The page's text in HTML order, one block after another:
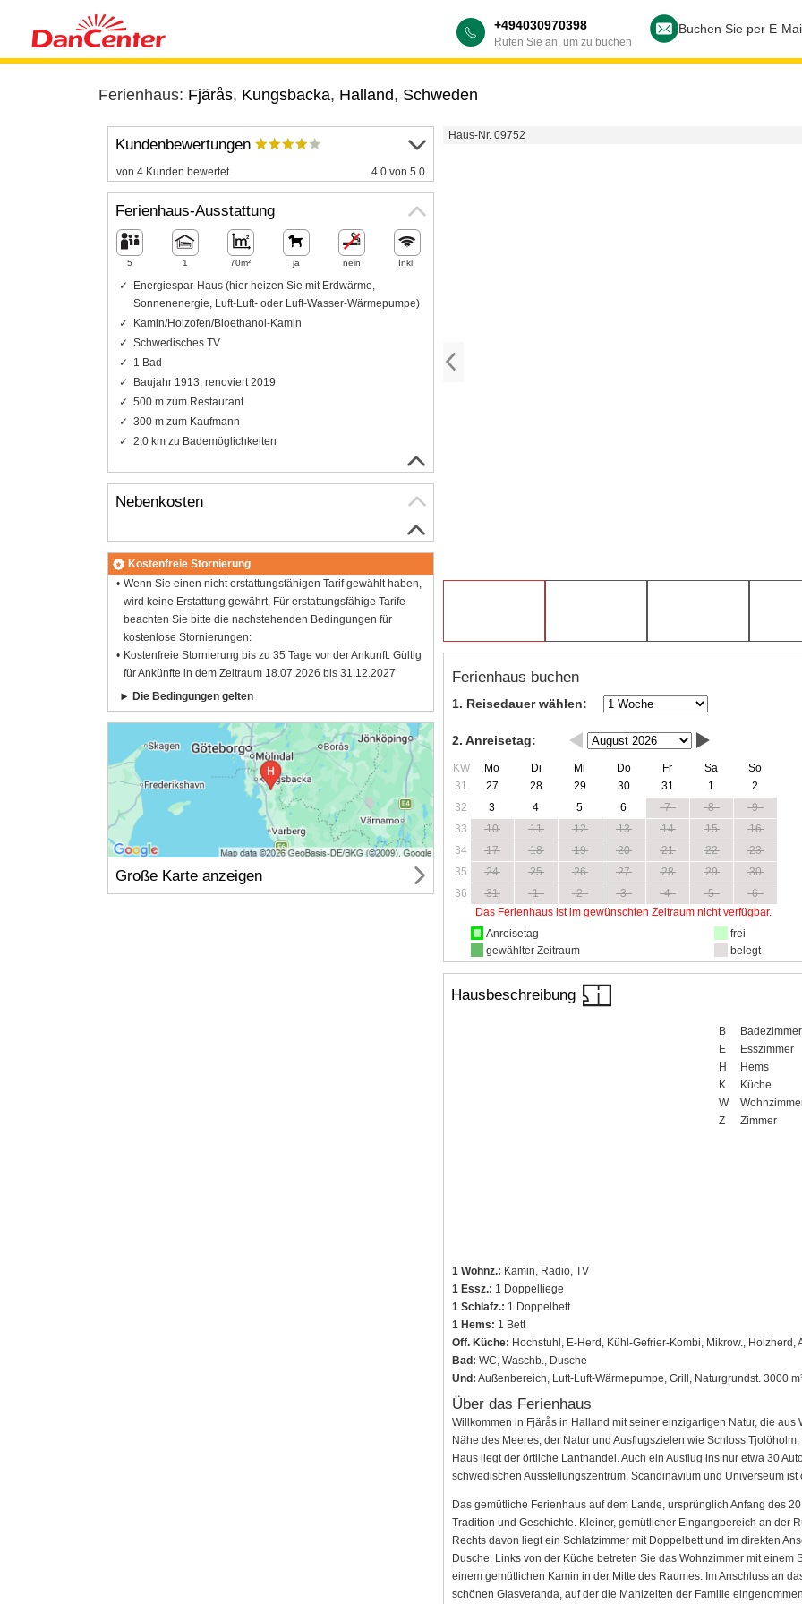
+494030970398
Rufen Sie an, um zu buchen
Buchen Sie per E-
Ferienhaus: Fjärås, Kungsbacka, Halland, Schweden
Haus-Nr. 09752
Ferienhaus buchen
1. Reisedauer wählen:
2. Anreisetag:
KW Mo Di Mi Do Fr Sa
So
31
27 28 29 30 31 1
2
32
3 4 5 6 7 8
9
33
10 11 12 13 14 15
16
34
17 18 19 20 21 22
23
35
24 25 26 27 28 29
30
36
31 1 2 3 4 5
6
Das Ferienhaus ist im gewünschten Zeitraum nicht verfügbar.
Anreisetag
gewählter Zeitraum
frei
belegt
Hausbeschreibung
B
Badezimmer
E
Esszimmer
H
Hems
K
Küche
W
Z
Zimmer
1 Wohnz.: Kamin, Radio, TV
1 Essz.: 1 Doppelliege
1 Schlafz.: 1 Doppelbett
1 Hems: 1 Bett
Off. Küche: Hochstuhl, E-Herd, Kühl-Gefrier-Kombi, Mikrow., Holzherd,
Bad: WC, Waschb., Dusche
Und: Außenbereich, Luft-Luft-Wärmepumpe, Grill, Naturgrundst. 3000
Über das Ferienhaus
Willkommen in Fjärås in Halland mit seiner einzigartigen Natur, die
Nähe des Meeres, der Natur und Ausflugszielen wie Schloss
Haus liegt der örtliche Lanthandel. Auch ein Ausflug ins nur etwa 30
schwedischen Ausstellungszentrum, Scandinavium und Universeum ist
Das gemütliche Ferienhaus auf dem Lande, ursprünglich Anfang des
Tradition und Geschichte. Kleiner, gemütlicher Eingangbereich an der
Rechts davon liegt ein Schlafzimmer mit Doppelbett und im direkten
Dusche. Links von der Küche betreten Sie das Wohnzimmer mit
einem gemütlichen Kamin in der Mitte des Raumes. Im Anschluss an
schönen Glasveranda, auf der die Mahlzeiten der Familie
Kundenbewertungen
von 4 Kunden bewertet 4.0 von 5.0
Ferienhaus-Ausstattung
5 1 70m² ja nein Inkl.
Energiespar-Haus (hier heizen Sie mit Erdwärme,
Sonnenenergie, Luft-Luft- oder Luft-Wasser-Wärmepumpe)
Kamin/Holzofen/Bioethanol-Kamin
Schwedisches TV
1 Bad
Baujahr 1913, renoviert 2019
500 m zum Restaurant
300 m zum Kaufmann
2,0 km zu Bademöglichkeiten
Nebenkosten
Kostenfreie Stornierung
Wenn Sie einen nicht erstattungsfähigen Tarif gewählt haben,
wird keine Erstattung gewährt. Für erstattungsfähige Tarife
beachten Sie bitte die nachstehenden Bedingungen für
kostenlose Stornierungen:
Kostenfreie Stornierung bis zu 35 Tage vor der Ankunft. Gültig
für Ankünfte in dem Zeitraum 18.07.2026 bis 31.12.2027
Die Bedingungen gelten
Große Karte anzeigen